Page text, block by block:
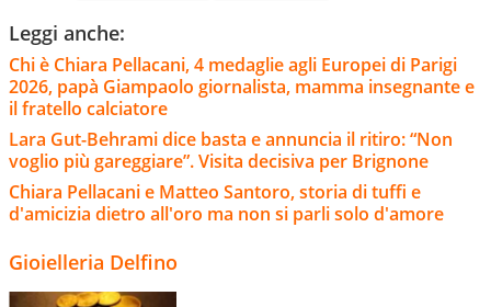
Leggi anche:
Chi è Chiara Pellacani, 4 medaglie agli Europei di Parigi
2026, papà Giampaolo giornalista, mamma insegnante e
il fratello calciatore
Lara Gut-Behrami dice basta e annuncia il ritiro: “Non
voglio più gareggiare”. Visita decisiva per Brignone
Chiara Pellacani e Matteo Santoro, storia di tuffi e
d'amicizia dietro all'oro ma non si parli solo d'amore
Gioielleria Delfino